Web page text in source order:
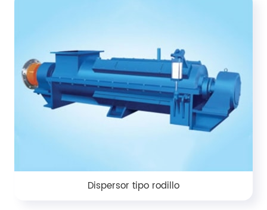
Dispersor tipo rodillo